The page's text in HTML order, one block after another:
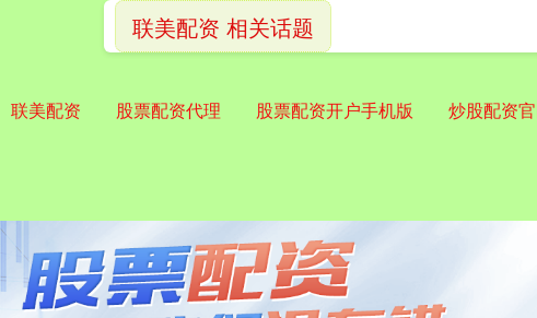
联美配资 股票配资代理 股票配资开户手机版 炒股配资
联美配资 相关话题